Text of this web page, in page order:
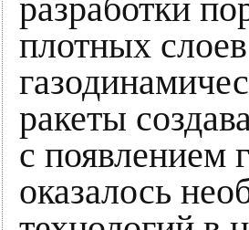
разработки
плотных
ракеты
с появлением
оказалось